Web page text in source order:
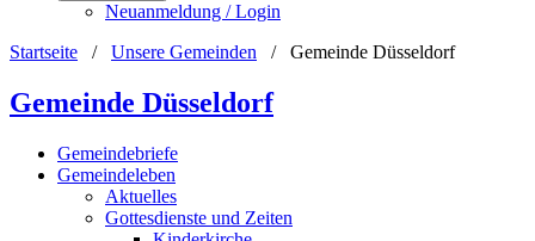
Neuanmeldung / Login
Startseite / Unsere Gemeinden / Gemeinde Düsseldorf
Gemeinde Düsseldorf
Gemeindebriefe
Gemeindeleben
Aktuelles
Gottesdienste und Zeiten